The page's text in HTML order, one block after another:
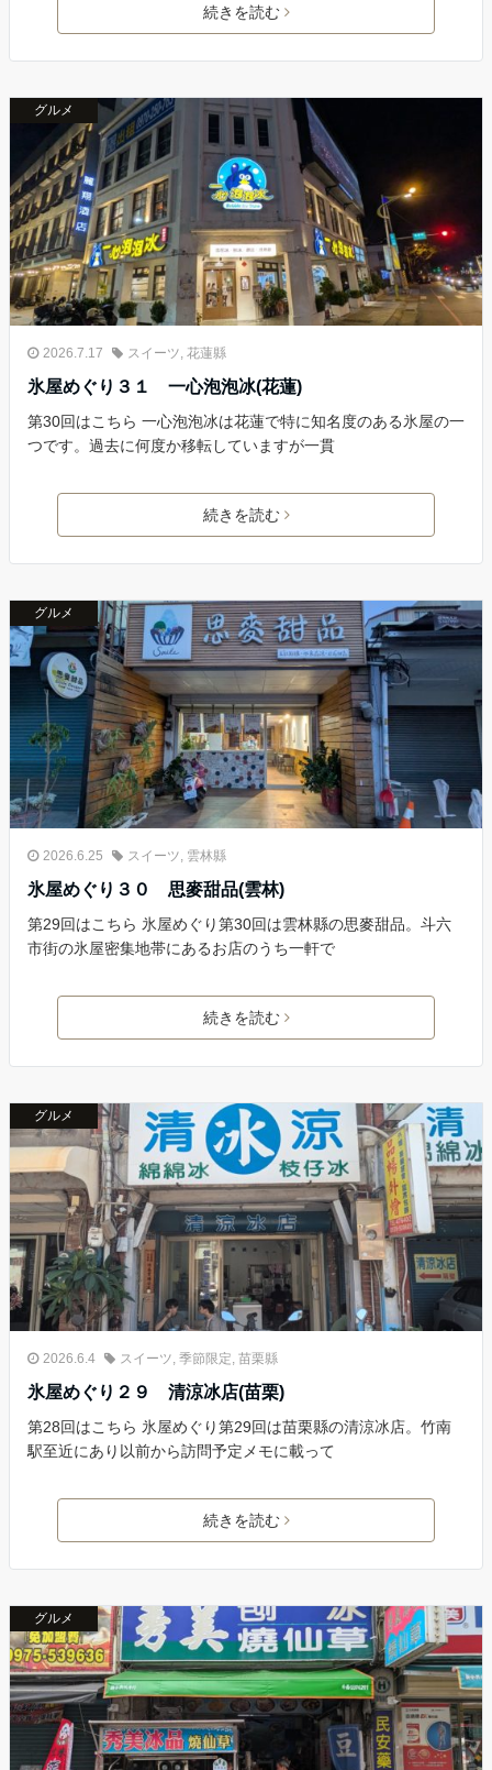
続きを読む
グルメ
2026.7.17 スイーツ, 花蓮縣
氷屋めぐり３１ 一心泡泡冰(花蓮)
第30回はこちら 一心泡泡冰は花蓮で特に知名度のある氷屋の一
つです。過去に何度か移転していますが一貫
続きを読む
グルメ
2026.6.25 スイーツ, 雲林縣
氷屋めぐり３０ 思麥甜品(雲林)
第29回はこちら 氷屋めぐり第30回は雲林縣の思麥甜品。斗六
市街の氷屋密集地帯にあるお店のうち一軒で
続きを読む
グルメ
2026.6.4 スイーツ, 季節限定, 苗栗縣
氷屋めぐり２９ 清涼冰店(苗栗)
第28回はこちら 氷屋めぐり第29回は苗栗縣の清涼冰店。竹南
駅至近にあり以前から訪問予定メモに載って
続きを読む
グルメ